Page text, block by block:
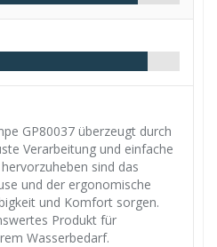
GP80037 überzeugt durch
Verarbeitung und einfache
sind das
und der ergonomische
und Komfort sorgen.
Produkt für
Wasserbedarf.